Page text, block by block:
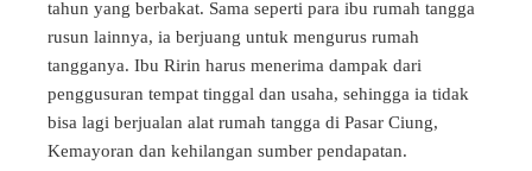
tahun yang berbakat. Sama seperti para ibu rumah tangga
rusun lainnya, ia berjuang untuk mengurus rumah
tangganya. Ibu Ririn harus menerima dampak dari
penggusuran tempat tinggal dan usaha, sehingga ia tidak
bisa lagi berjualan alat rumah tangga di Pasar Ciung,
Kemayoran dan kehilangan sumber pendapatan.